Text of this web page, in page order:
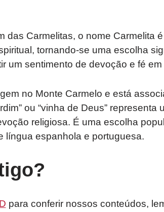
das Carmelitas, o nome Carmelita
tornando-se uma escolha
um sentimento de devoção e fé
no Monte Carmelo e está
ou “vinha de Deus” representa
religiosa. É uma escolha
língua espanhola e portuguesa.
para conferir nossos conteúdos,